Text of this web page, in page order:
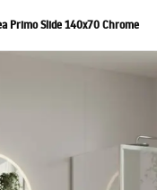
Primo Slide 140x70 Chrome